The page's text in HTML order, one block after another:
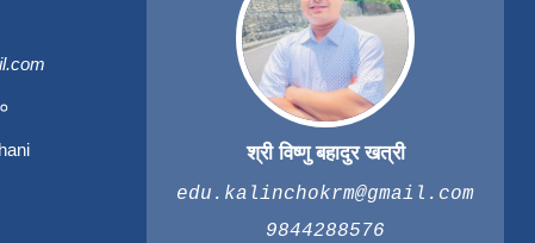
श्री विष्णु बहादुर खत्री
edu.kalinchokrm@gmail.com
9844288576